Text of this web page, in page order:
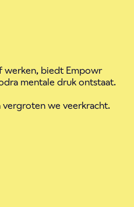
werken, biedt Empowr
mentale druk ontstaat.
vergroten we veerkracht.